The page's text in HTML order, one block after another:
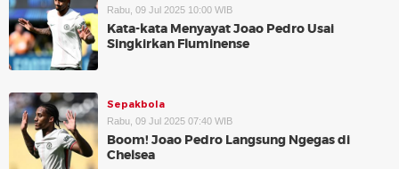
Rabu, 09 Jul 2025 10:00 WIB
Kata-kata Menyayat Joao Pedro Usai
Singkirkan Fluminense
Sepakbola
Rabu, 09 Jul 2025 07:40 WIB
Boom! Joao Pedro Langsung Ngegas di
Chelsea